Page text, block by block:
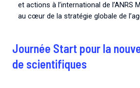
et actions à l’international de l’ANRS
au cœur de la stratégie globale de
Journée Start pour la
de scientifiques